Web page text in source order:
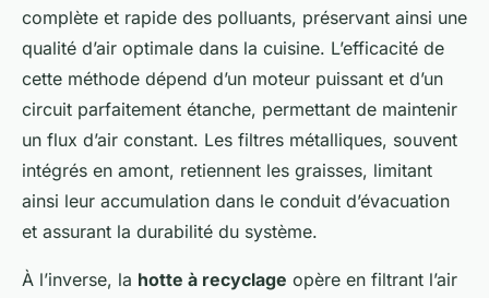
complète et rapide des polluants, préservant ainsi une
qualité d’air optimale dans la cuisine. L’efficacité de
cette méthode dépend d’un moteur puissant et d’un
circuit parfaitement étanche, permettant de maintenir
un flux d’air constant. Les filtres métalliques, souvent
intégrés en amont, retiennent les graisses, limitant
ainsi leur accumulation dans le conduit d’évacuation
et assurant la durabilité du système.
À l’inverse, la hotte à recyclage opère en filtrant l’air